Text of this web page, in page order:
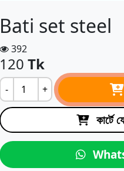
Bati set steel
392
120 Tk
- +
কার্টে